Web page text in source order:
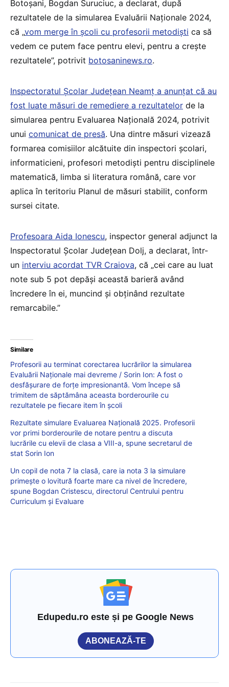
Botoșani, Bogdan Suruciuc, a declarat, după
rezultatele de la simularea Evaluării Naționale 2024,
că „vom merge în școli cu profesorii metodiști ca să
vedem ce putem face pentru elevi, pentru a crește
rezultatele”, potrivit botosaninews.ro.
Inspectoratul Școlar Județean Neamț a anunțat că au
fost luate măsuri de remediere a rezultatelor de la
simularea pentru Evaluarea Națională 2024, potrivit
unui comunicat de presă. Una dintre măsuri vizează
formarea comisiilor alcătuite din inspectori şcolari,
informaticieni, profesori metodiști pentru disciplinele
matematică, limba si literatura română, care vor
aplica în teritoriu Planul de măsuri stabilit, conform
sursei citate.
Profesoara Aida Ionescu, inspector general adjunct la
Inspectoratul Școlar Județean Dolj, a declarat, într-
un interviu acordat TVR Craiova, că „cei care au luat
note sub 5 pot depăși această barieră având
încredere în ei, muncind și obținând rezultate
remarcabile.”
Similare
Profesorii au terminat corectarea lucrărilor la simularea
Evaluării Naționale mai devreme / Sorin Ion: A fost o
desfășurare de forțe impresionantă. Vom începe să
trimitem de săptămâna aceasta borderourile cu
rezultatele pe fiecare item în școli
Rezultate simulare Evaluarea Națională 2025. Profesorii
vor primi borderourile de notare pentru a discuta
lucrările cu elevii de clasa a VIII-a, spune secretarul de
stat Sorin Ion
Un copil de nota 7 la clasă, care ia nota 3 la simulare
primește o lovitură foarte mare ca nivel de încredere,
spune Bogdan Cristescu, directorul Centrului pentru
Curriculum și Evaluare
Edupedu.ro este și pe Google News
ABONEAZĂ-TE